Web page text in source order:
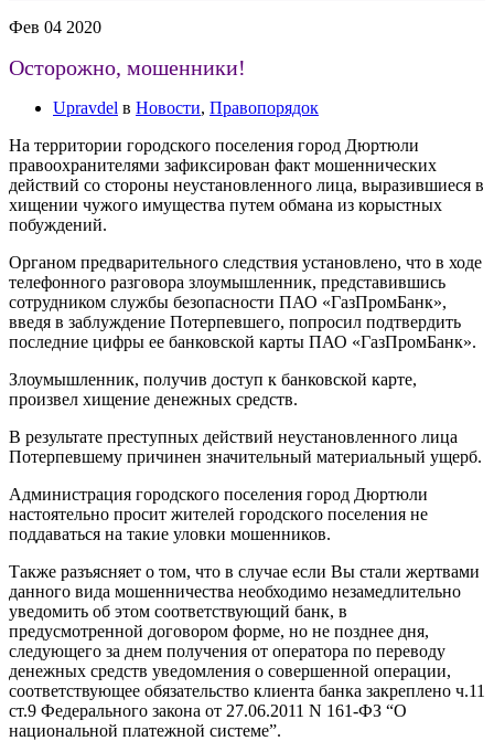
Фев 04 2020
Осторожно, мошенники!
Upravdel в Новости, Правопорядок
На территории городского поселения город Дюртюли
правоохранителями зафиксирован факт мошеннических
действий со стороны неустановленного лица, выразившиеся в
хищении чужого имущества путем обмана из корыстных
побуждений.
Органом предварительного следствия установлено, что в ходе
телефонного разговора злоумышленник, представившись
сотрудником службы безопасности ПАО «ГазПромБанк»,
введя в заблуждение Потерпевшего, попросил подтвердить
последние цифры ее банковской карты ПАО «ГазПромБанк».
Злоумышленник, получив доступ к банковской карте,
произвел хищение денежных средств.
В результате преступных действий неустановленного лица
Потерпевшему причинен значительный материальный ущерб.
Администрация городского поселения город Дюртюли
настоятельно просит жителей городского поселения не
поддаваться на такие уловки мошенников.
Также разъясняет о том, что в случае если Вы стали жертвами
данного вида мошенничества необходимо незамедлительно
уведомить об этом соответствующий банк, в
предусмотренной договором форме, но не позднее дня,
следующего за днем получения от оператора по переводу
денежных средств уведомления о совершенной операции,
соответствующее обязательство клиента банка закреплено ч.11
ст.9 Федерального закона от 27.06.2011 N 161-ФЗ “О
национальной платежной системе”.